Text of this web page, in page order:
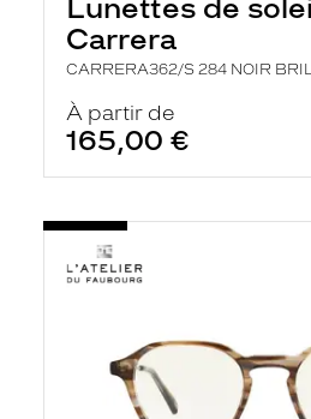
Lunettes de
Carrera
CARRERA362/S 284 NOIR
À partir de
165,00 €